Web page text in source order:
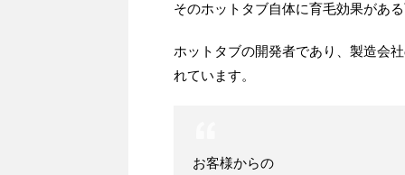
そのホットタブ自体に育毛効果があ
ホットタブの開発者であり、製造会
れています。
お客様からの